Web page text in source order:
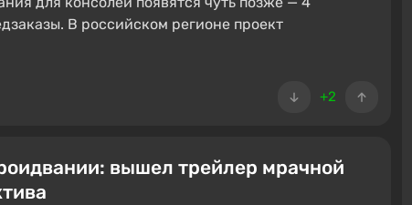
В российском регионе проект
+2
вышел трейлер мрачной